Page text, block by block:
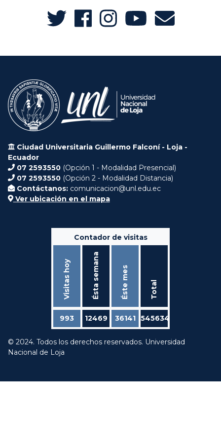
Ciudad Universitaria Guillermo Falconí - Loja -
Ecuador
07 2593550 (Opción 1 - Modalidad Presencial)
07 2593550 (Opción 2 - Modalidad Distancia)
Contáctanos: comunicacion@unl.edu.ec
Ver ubicación en el mapa
Contador de visitas
Visitas hoy Ésta semana Éste mes Total
993 12469 36141 545634
© 2024. Todos los derechos reservados. Universidad
Nacional de Loja